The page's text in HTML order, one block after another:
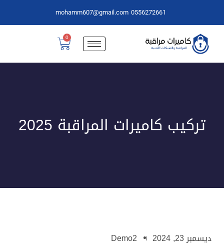
0556272661
mohamm607@gmail.com
تركيب كاميرات المراقبة 2025
ديسمبر 23, 2024 Demo2